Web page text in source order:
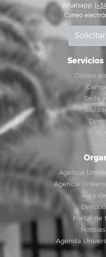
Whatsapp:
Correo
Correo
Sede
Agencia
Agencia
Área
Portal de
Agenda